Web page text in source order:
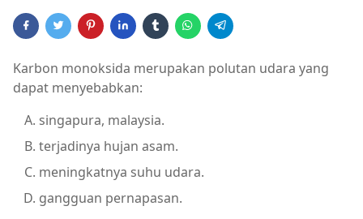
Karbon monoksida merupakan polutan udara yang
dapat menyebabkan:
singapura, malaysia.
terjadinya hujan asam.
meningkatnya suhu udara.
gangguan pernapasan.